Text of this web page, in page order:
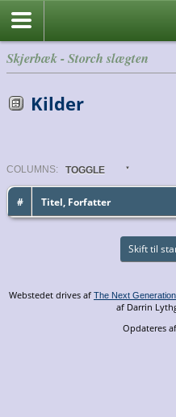
Skjerbæk - Storch slægten
Kilder
COLUMN S: TOGGLE
# Titel, Forfatter
Skift til
Webstedet drives af The Next
af Darrin
Opdateres af